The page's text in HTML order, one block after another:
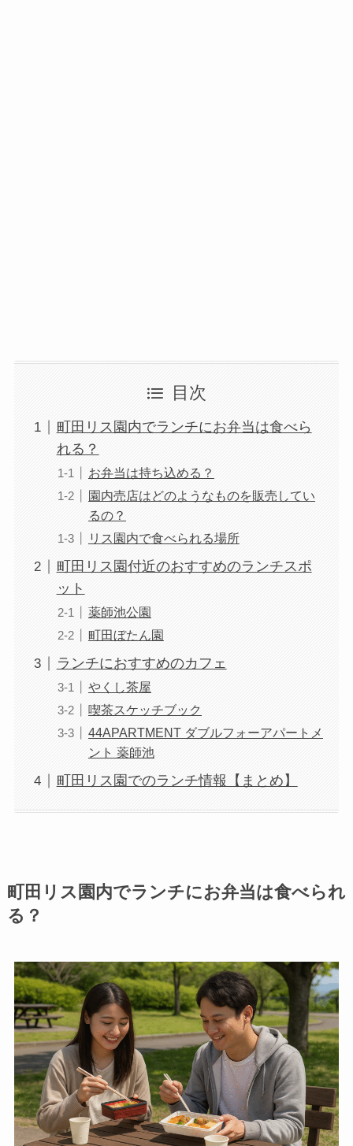
目次
町田リス園内でランチにお弁当は食べら
れる？
お弁当は持ち込める？
園内売店はどのようなものを販売してい
るの？
リス園内で食べられる場所
町田リス園付近のおすすめのランチスポ
ット
薬師池公園
町田ぼたん園
ランチにおすすめのカフェ
やくし茶屋
喫茶スケッチブック
44APARTMENT ダブルフォーアパートメ
ント 薬師池
町田リス園でのランチ情報【まとめ】
町田リス園内でランチにお弁当は食べられ
る？